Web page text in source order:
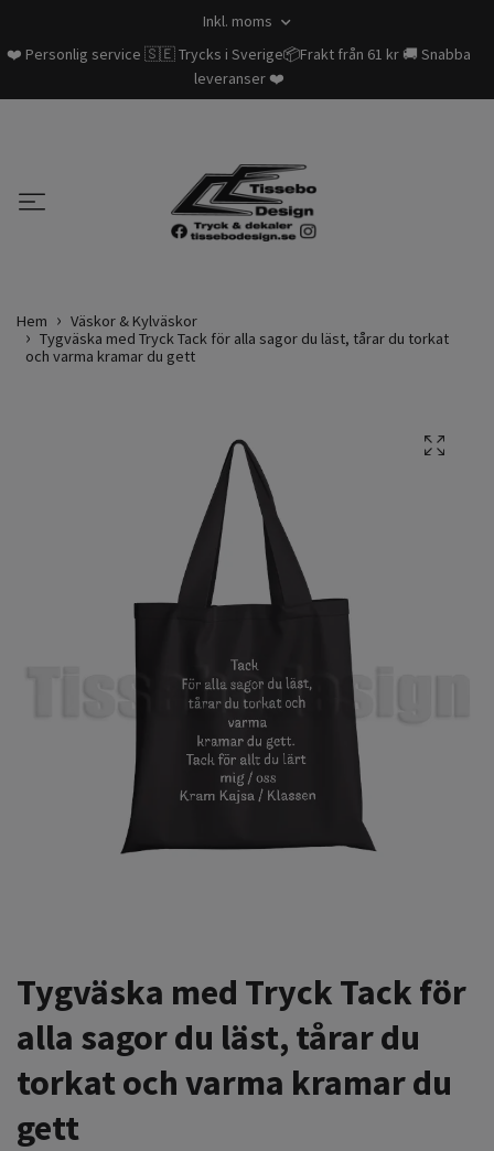
Inkl. moms
❤️ Personlig service 🇸🇪 Trycks i Sverige📦Frakt från 61 kr 🚚 Snabba
leveranser ❤️
Hem
Väskor & Kylväskor
Tygväska med Tryck Tack för alla sagor du läst, tårar du torkat
och varma kramar du gett
Tygväska med Tryck Tack för
alla sagor du läst, tårar du
torkat och varma kramar du
gett